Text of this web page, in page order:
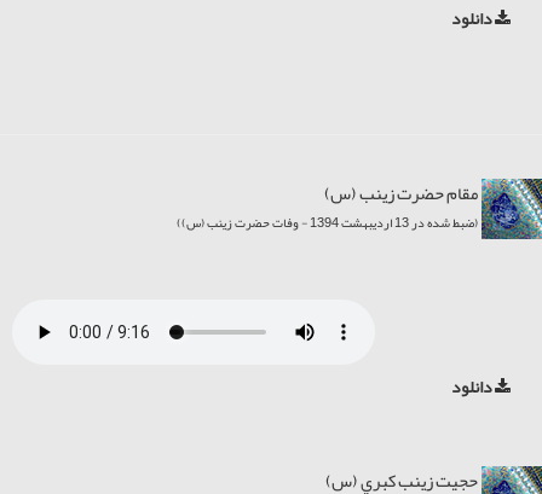
دانلود
مقام حضرت زینب (س)
(ضبط شده در 13 اردیبهشت 1394 - وفات حضرت زینب (س))
دانلود
حجيت زينب کبري (س)